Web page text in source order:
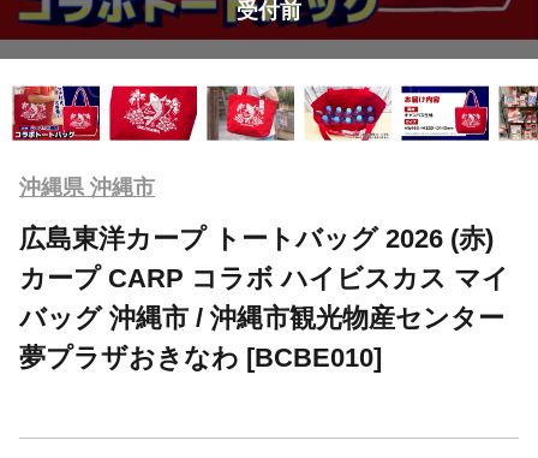
受付前
沖縄県 沖縄市
広島東洋カープ トートバッグ 2026 (赤)
カープ CARP コラボ ハイビスカス マイ
バッグ 沖縄市 / 沖縄市観光物産センター
夢プラザおきなわ [BCBE010]